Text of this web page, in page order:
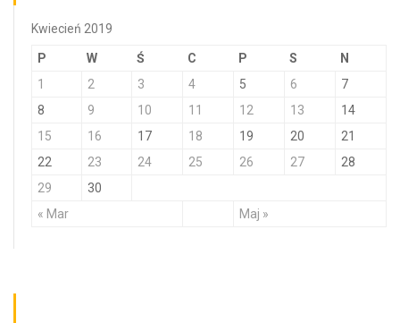
Kwiecień 2019
P W Ś C P S N
« Mar Maj »
1 2 3 4 5 6
7
8
9 10 11 12 13
14
15
16 17 18 19 20
21
22
23 24 25 26 27
28
29
30